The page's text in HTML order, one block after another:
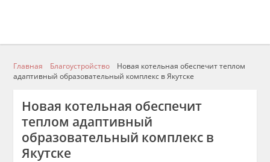
Главная Благоустройство
Новая котельная обеспечит теплом
адаптивный образовательный комплекс в Якутске
Новая котельная обеспечит
теплом адаптивный
образовательный комплекс в
Якутске